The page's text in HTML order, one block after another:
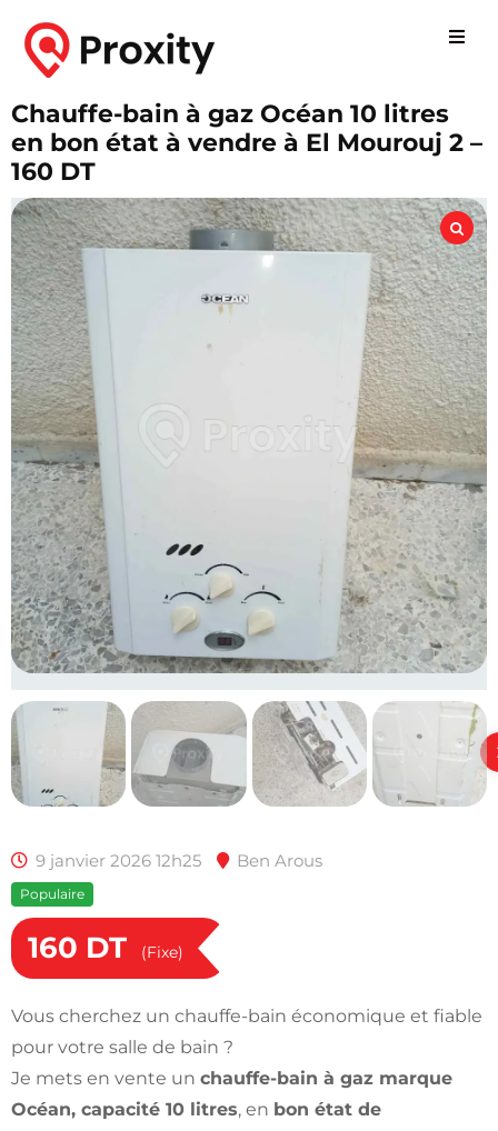
Chauffe-bain à gaz Océan 10 litres
en bon état à vendre à El Mourouj 2 –
160 DT
9 janvier 2026 12h25 Ben Arous
Populaire
160 DT (Fixe)
Vous cherchez un chauffe-bain économique et fiable
pour votre salle de bain ?
Je mets en vente un chauffe-bain à gaz marque
Océan, capacité 10 litres, en bon état de